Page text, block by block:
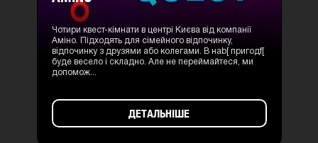
Чотири квест-кімнати в центрі Києва від компанії
Аміно. Підходять для сімейного відпочинку,
відпочинку з друзями або колегами. В наb[ пригодf[
буде весело і складно. Але не переймайтеся, ми
допомож...
ДЕТАЛЬНІШЕ